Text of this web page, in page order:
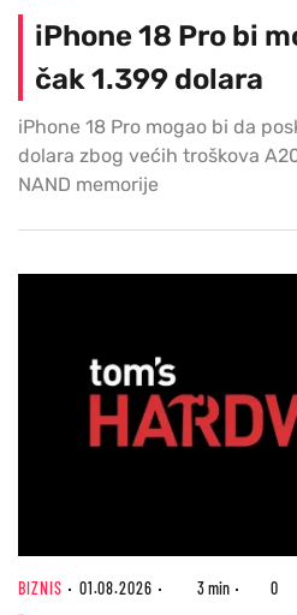
iPhone 18 Pro bi
čak 1.399 dolara
iPhone 18 Pro mogao bi da
dolara zbog većih troškova
NAND memorije
BIZNIS 01.08.2026 3 min 0